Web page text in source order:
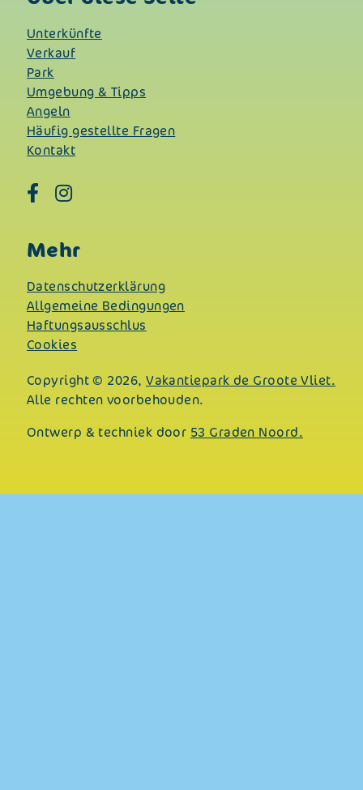
Unterkünfte
Verkauf
Park
Umgebung & Tipps
Angeln
Häufig gestellte Fragen
Kontakt
Mehr
Datenschutzerklärung
Allgemeine Bedingungen
Haftungsausschlus
Cookies
Copyright © 2026,Vakantiepark de Groote Vliet.
Alle rechten voorbehouden.
Ontwerp & techniek door 53 Graden Noord.